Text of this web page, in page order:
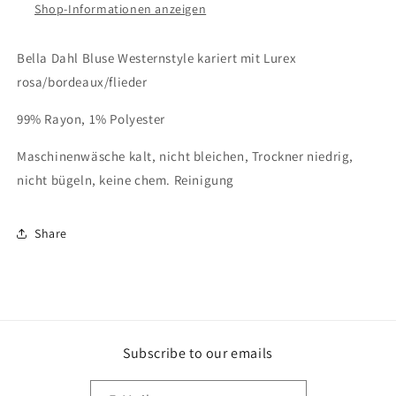
Shop-Informationen anzeigen
Bella Dahl Bluse Westernstyle kariert mit Lurex
rosa/bordeaux/flieder
99% Rayon, 1% Polyester
Maschinenwäsche kalt, nicht bleichen, Trockner niedrig,
nicht bügeln, keine chem. Reinigung
Share
Subscribe to our emails